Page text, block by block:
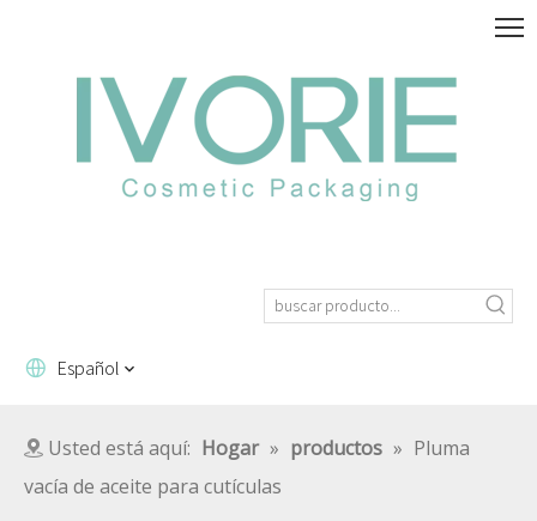
Español
Usted está aquí: Hogar » productos » Pluma
vacía de aceite para cutículas